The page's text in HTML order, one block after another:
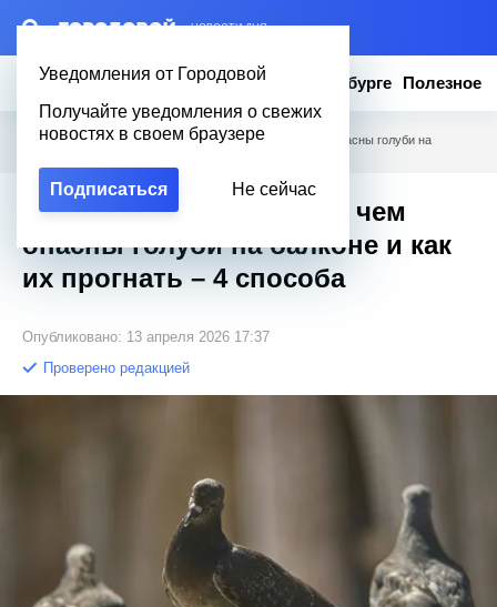
– НОВОСТИ ДНЯ
Уведомления от Городовой
Получайте уведомления о свежих
новостях в своем браузере
Подписаться Не сейчас
Новости Эксклюзив Вопросы о Петербурге Полезное
Городовой Полезное / Орнитологи объяснили, чем опасны голуби на
Орнитологи объяснили, чем
опасны голуби на балконе и как
их прогнать – 4 способа
Опубликовано: 13 апреля 2026 17:37
Проверено редакцией